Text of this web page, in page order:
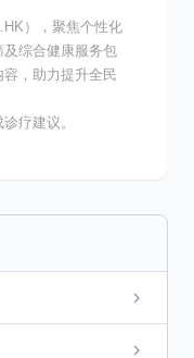
），聚焦个性化
综合健康服务包
，助力提升全民
疗建议。